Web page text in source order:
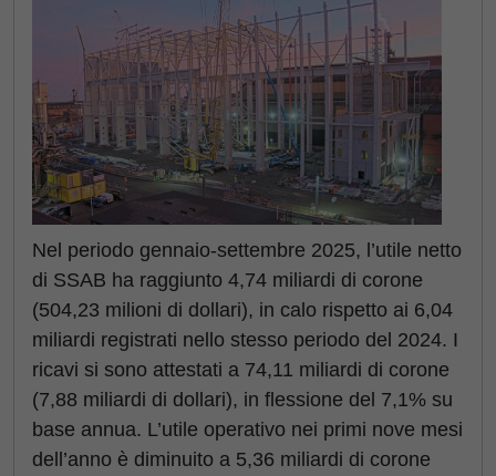
Nel periodo gennaio-settembre 2025, l’utile netto
di SSAB ha raggiunto 4,74 miliardi di corone
(504,23 milioni di dollari), in calo rispetto ai 6,04
miliardi registrati nello stesso periodo del 2024. I
ricavi si sono attestati a 74,11 miliardi di corone
(7,88 miliardi di dollari), in flessione del 7,1% su
base annua. L’utile operativo nei primi nove mesi
dell’anno è diminuito a 5,36 miliardi di corone